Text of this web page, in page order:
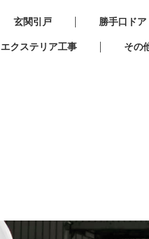
玄関引戸 勝手口ドア
クステリア工事 その